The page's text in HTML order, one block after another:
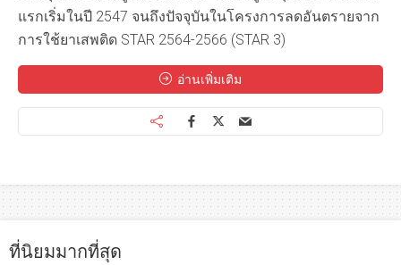
แรกเริ่มในปี 2547 จนถึงปัจจุบันในโครงการลดอันตรายจาก
การใช้ยาเสพติด STAR 2564-2566 (STAR 3)
อ่านเพิ่มเติม
ที่นิยมมากที่สุด